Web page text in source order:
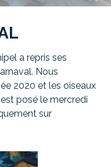
a repris ses
Nous
2020 et les oiseaux
posé le mercredi
sur